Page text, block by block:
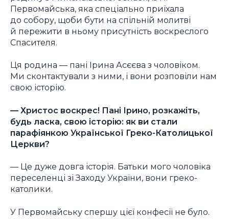
Первомайська, яка спеціально приїхала
до собору, щоби бути на спільній молитві
й пережити в ньому присутність воскреслого
Спасителя.
Ця родина — пані Ірина Асєєва з чоловіком.
Ми сконтактували з ними, і вони розповіли нам
свою історію.
— Христос воскрес! Пані Ірино, розкажіть,
будь ласка, свою історію: як ви стали
парафіянкою Української Греко-Католицької
Церкви?
— Це дуже довга історія. Батьки мого чоловіка
переселенці зі Заходу України, вони греко-
католики.
У Первомайську спершу цієї конфесії не було.